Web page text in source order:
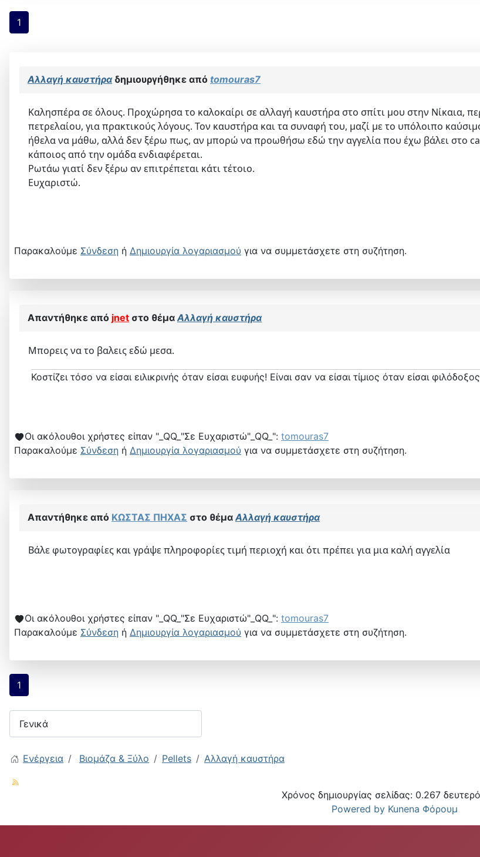
1
Αλλαγή καυστήραδημιουργήθηκε από tomouras7
Καλησπέρα σε όλους. Προχώρησα το καλοκαίρι σε αλλαγή καυστήρα στο σπίτι μου στην Νίκαια,
πετρελαίου, για πρακτικούς λόγους. Τον καυστήρα και τα συναφή του, μαζί με το υπόλοιπο
ήθελα να μάθω, αλλά δεν ξέρω πως, αν μπορώ να προωθήσω εδώ την αγγελία που έχω βάλει στο
κάποιος από την ομάδα ενδιαφέρεται.
​​​​​​Ρωτάω γιατί δεν ξέρω αν επιτρέπεται κάτι τέτοιο.
Ευχαριστώ.
Παρακαλούμε Σύνδεση ή Δημιουργία λογαριασμού για να συμμετάσχετε στη συζήτηση.
Απαντήθηκε από jnet στο θέμαΑλλαγή καυστήρα
Μπορεις να το βαλεις εδώ μεσα.
Κοστίζει τόσο να είσαι ειλικρινής όταν είσαι ευφυής! Είναι σαν να είσαι τίμιος όταν είσαι
Οι ακόλουθοι χρήστες είπαν "_QQ_"Σε Ευχαριστώ"_QQ_": tomouras7
Παρακαλούμε Σύνδεση ή Δημιουργία λογαριασμού για να συμμετάσχετε στη συζήτηση.
Απαντήθηκε από ΚΩΣΤΑΣ ΠΗΧΑΣ στο θέμαΑλλαγή καυστήρα
Βάλε φωτογραφίες και γράψε πληροφορίες τιμή περιοχή και ότι πρέπει για μια καλή αγγελία
Οι ακόλουθοι χρήστες είπαν "_QQ_"Σε Ευχαριστώ"_QQ_": tomouras7
Παρακαλούμε Σύνδεση ή Δημιουργία λογαριασμού για να συμμετάσχετε στη συζήτηση.
1
Ενέργεια Βιομάζα & Ξύλο Pellets Αλλαγή καυστήρα
Χρόνος δημιουργίας σελίδας: 0.267
Powered by Kunena Φόρουμ